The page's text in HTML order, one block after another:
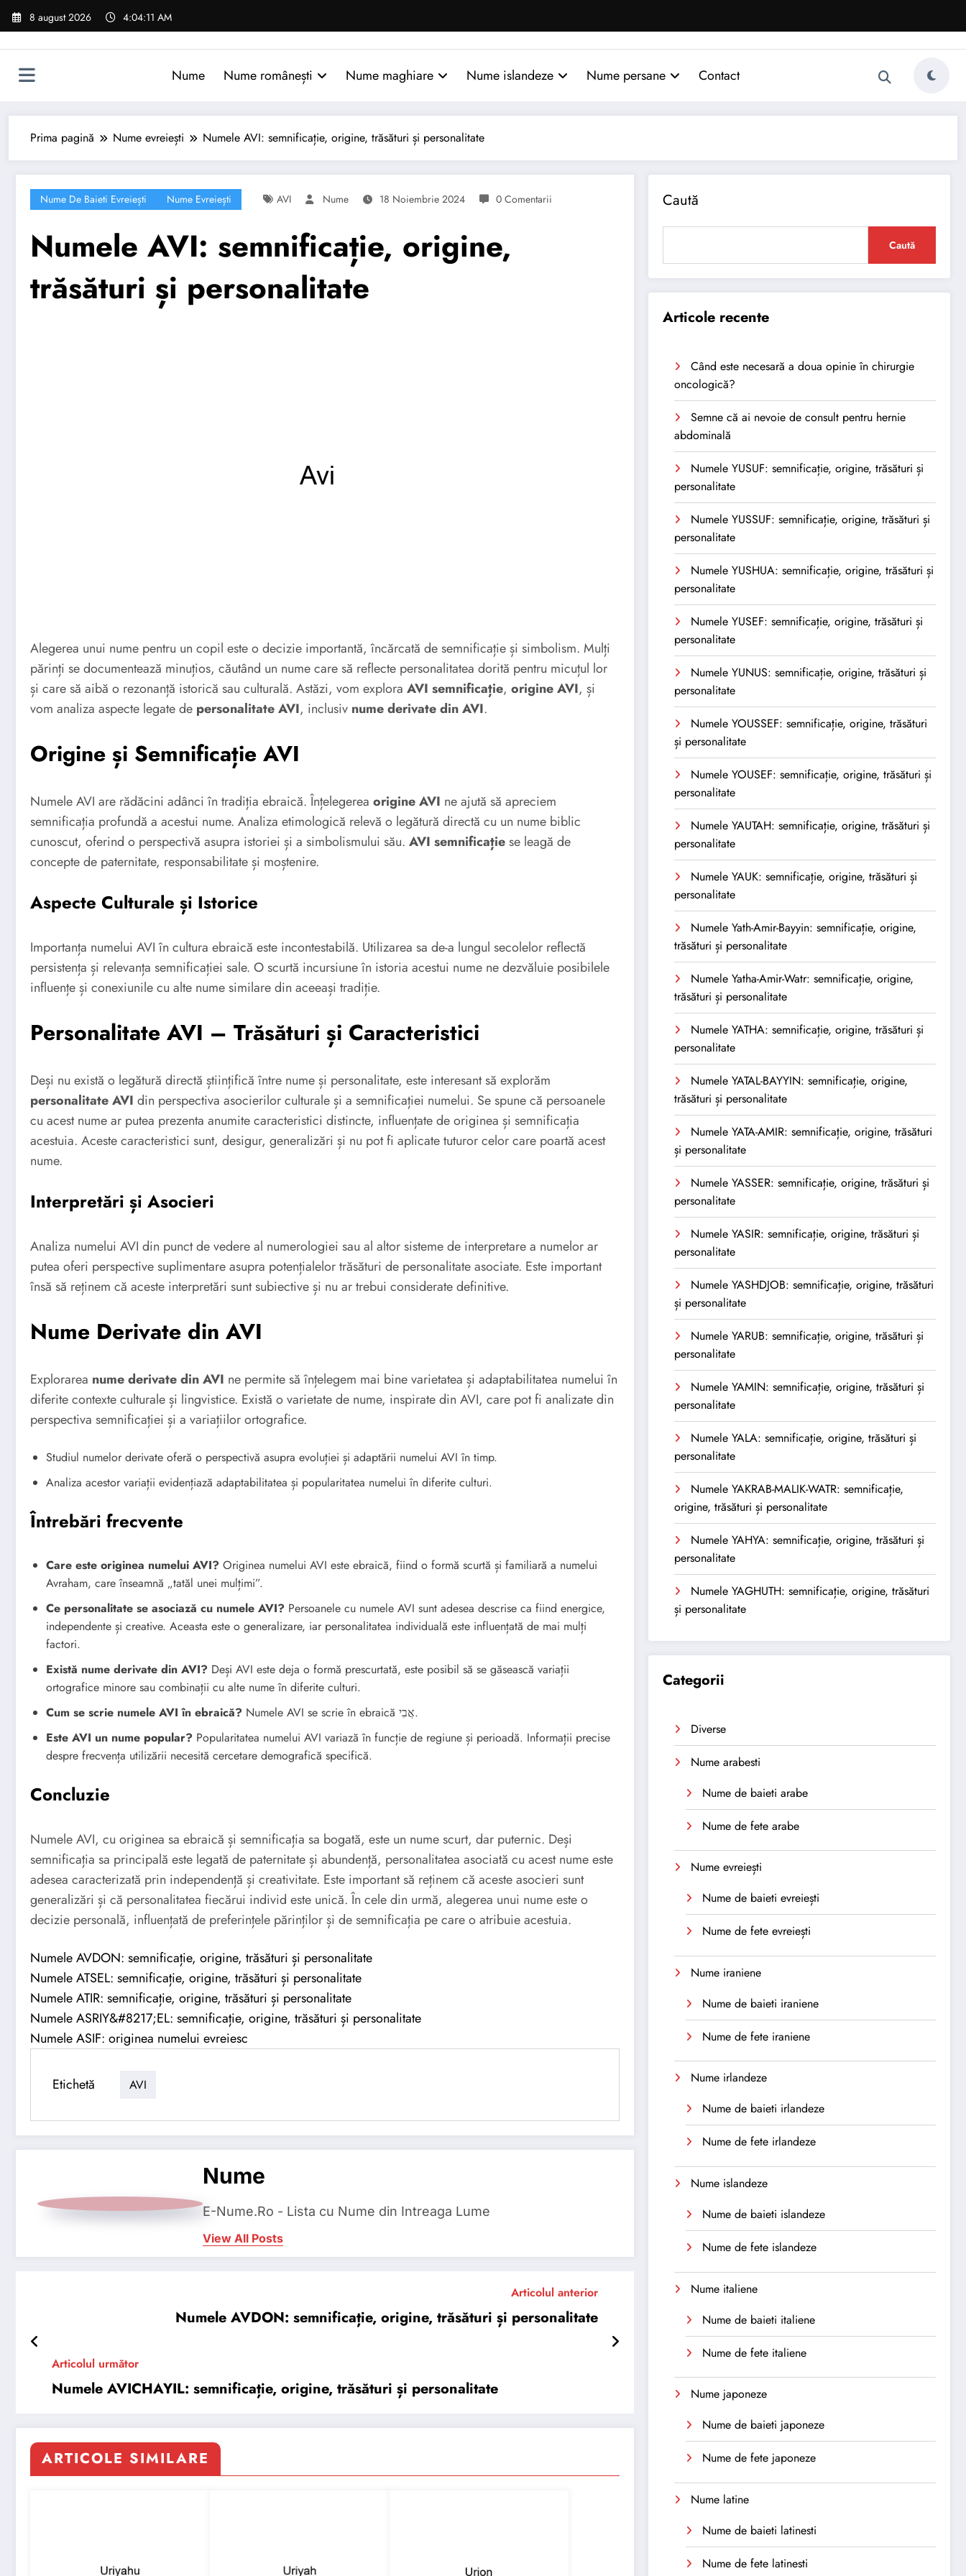
Sari
8 august 2026 4:04:12 AM
Nume Nume românești Nume maghiare Nume islandeze Nume persane Contact
Prima pagină Nume evreiești Numele AVI: semnificație, origine, trăsături și personalitate
Nume De Baieti Evreiești Nume Evreiești AVI Nume 18 Noiembrie 2024 0 Comentarii
Numele AVI: semnificație, origine,
trăsături și personalitate
Alegerea unui nume pentru un copil este o decizie importantă, încărcată de semnificație și simbolism. Mulți
părinți se documentează minuțios, căutând un nume care să reflecte personalitatea dorită pentru micuțul lor
și care să aibă o rezonanță istorică sau culturală. Astăzi, vom explora AVI semnificație, origine AVI, și
vom analiza aspecte legate de personalitate AVI, inclusiv nume derivate din AVI.
Origine și Semnificație AVI
Numele AVI are rădăcini adânci în tradiția ebraică. Înțelegerea origine AVI ne ajută să apreciem
semnificația profundă a acestui nume. Analiza etimologică relevă o legătură directă cu un nume biblic
cunoscut, oferind o perspectivă asupra istoriei și a simbolismului său. AVI semnificațiese leagă de
concepte de paternitate, responsabilitate și moștenire.
Aspecte Culturale și Istorice
Importanța numelui AVI în cultura ebraică este incontestabilă. Utilizarea sa de-a lungul secolelor reflectă
persistența și relevanța semnificației sale. O scurtă incursiune în istoria acestui nume ne dezvăluie posibilele
influențe și conexiunile cu alte nume similare din aceeași tradiție.
Personalitate AVI – Trăsături și Caracteristici
Deși nu există o legătură directă științifică între nume și personalitate, este interesant să explorăm
personalitate AVI din perspectiva asocierilor culturale și a semnificației numelui. Se spune că persoanele
cu acest nume ar putea prezenta anumite caracteristici distincte, influențate de originea și semnificația
acestuia. Aceste caracteristici sunt, desigur, generalizări și nu pot fi aplicate tuturor celor care poartă acest
nume.
Interpretări și Asocieri
Analiza numelui AVI din punct de vedere al numerologiei sau al altor sisteme de interpretare a numelor ar
putea oferi perspective suplimentare asupra potențialelor trăsături de personalitate asociate. Este important
însă să reținem că aceste interpretări sunt subiective și nu ar trebui considerate definitive.
Nume Derivate din AVI
Explorarea nume derivate din AVI ne permite să înțelegem mai bine varietatea și adaptabilitatea numelui în
diferite contexte culturale și lingvistice. Există o varietate de nume, inspirate din AVI, care pot fi analizate din
perspectiva semnificației și a variațiilor ortografice.
Studiul numelor derivate oferă o perspectivă asupra evoluției și adaptării numelui AVI în timp.
Analiza acestor variații evidențiază adaptabilitatea și popularitatea numelui în diferite culturi.
Întrebări frecvente
Care este originea numelui AVI? Originea numelui AVI este ebraică, fiind o formă scurtă și familiară a numelui
Avraham, care înseamnă „tatăl unei mulțimi”.
Ce personalitate se asociază cu numele AVI? Persoanele cu numele AVI sunt adesea descrise ca fiind energice,
independente și creative. Aceasta este o generalizare, iar personalitatea individuală este influențată de mai mulți
factori.
Există nume derivate din AVI? Deși AVI este deja o formă prescurtată, este posibil să se găsească variații
ortografice minore sau combinații cu alte nume în diferite culturi.
Cum se scrie numele AVI în ebraică?
Numele AVI se scrie în ebraică אֲבִי.
Este AVI un nume popular? Popularitatea numelui AVI variază în funcție de regiune și perioadă. Informații precise
despre frecvența utilizării necesită cercetare demografică specifică.
Concluzie
Numele AVI, cu originea sa ebraică și semnificația sa bogată, este un nume scurt, dar puternic. Deși
semnificația sa principală este legată de paternitate și abundență, personalitatea asociată cu acest nume este
adesea caracterizată prin independență și creativitate. Este important să reținem că aceste asocieri sunt
generalizări și că personalitatea fiecărui individ este unică. În cele din urmă, alegerea unui nume este o
decizie personală, influențată de preferințele părinților și de semnificația pe care o atribuie acestuia.
Numele AVDON: semnificație, origine, trăsături și personalitate
Numele ATSEL: semnificație, origine, trăsături și personalitate
Numele ATIR: semnificație, origine, trăsături și personalitate
Numele ASRIY&#8217;EL: semnificație, origine, trăsături și personalitate
Numele ASIF: originea numelui evreiesc
Etichetă AVI
Nume
E-Nume.Ro - Lista cu Nume din Intreaga Lume
View All Posts
Articolul anterior
Numele AVDON: semnificație, origine, trăsături și personalitate
Articolul următor
Numele AVICHAYIL: semnificație, origine, trăsături și personalitate
ARTICOLE SIMILARE
Caută
Caută
Articole recente
Când este necesară a doua opinie în chirurgie
oncologică?
Semne că ai nevoie de consult pentru hernie
abdominală
Numele YUSUF: semnificație, origine, trăsături și
personalitate
Numele YUSSUF: semnificație, origine, trăsături și
personalitate
Numele YUSHUA: semnificație, origine, trăsături și
personalitate
Numele YUSEF: semnificație, origine, trăsături și
personalitate
Numele YUNUS: semnificație, origine, trăsături și
personalitate
Numele YOUSSEF: semnificație, origine, trăsături
și personalitate
Numele YOUSEF: semnificație, origine, trăsături și
personalitate
Numele YAUTAH: semnificație, origine, trăsături și
personalitate
Numele YAUK: semnificație, origine, trăsături și
personalitate
Numele Yath-Amir-Bayyin: semnificație, origine,
trăsături și personalitate
Numele Yatha-Amir-Watr: semnificație, origine,
trăsături și personalitate
Numele YATHA: semnificație, origine, trăsături și
personalitate
Numele YATAL-BAYYIN: semnificație, origine,
trăsături și personalitate
Numele YATA-AMIR: semnificație, origine, trăsături
și personalitate
Numele YASSER: semnificație, origine, trăsături și
personalitate
Numele YASIR: semnificație, origine, trăsături și
personalitate
Numele YASHDJOB: semnificație, origine, trăsături
și personalitate
Numele YARUB: semnificație, origine, trăsături și
personalitate
Numele YAMIN: semnificație, origine, trăsături și
personalitate
Numele YALA: semnificație, origine, trăsături și
personalitate
Numele YAKRAB-MALIK-WATR: semnificație,
origine, trăsături și personalitate
Numele YAHYA: semnificație, origine, trăsături și
personalitate
Numele YAGHUTH: semnificație, origine, trăsături
și personalitate
Categorii
Diverse
Nume arabesti
Nume de baieti arabe
Nume de fete arabe
Nume evreiești
Nume de baieti evreiești
Nume de fete evreiești
Nume iraniene
Nume de baieti iraniene
Nume de fete iraniene
Nume irlandeze
Nume de baieti irlandeze
Nume de fete irlandeze
Nume islandeze
Nume de baieti islandeze
Nume de fete islandeze
Nume italiene
Nume de baieti italiene
Nume de fete italiene
Nume japoneze
Nume de baieti japoneze
Nume de fete japoneze
Nume latine
Nume de baieti latinesti
Nume de fete latinesti